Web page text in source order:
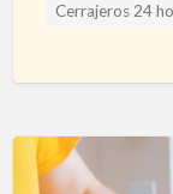
Cerrajeros 24